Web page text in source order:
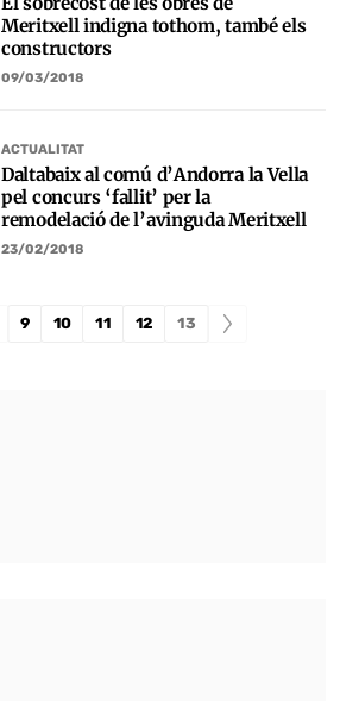
Meritxell indigna tothom, també els
constructors
09/03/2018
ACTUALITAT
Daltabaix al comú d’Andorra la Vella
pel concurs ‘fallit’ per la
remodelació de l’avinguda Meritxell
23/02/2018
9 10 11 12 13